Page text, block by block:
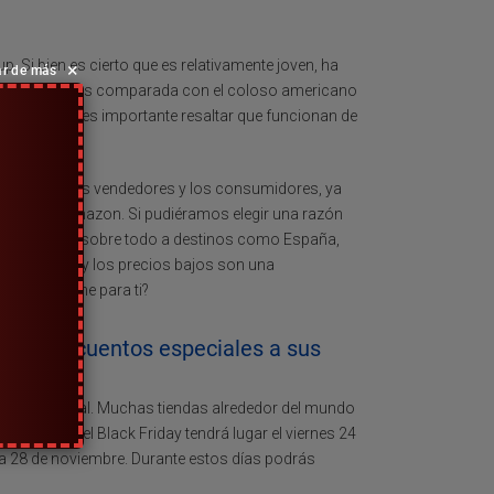
Si bien es cierto que es relativamente joven, ha
veces comparada con el coloso americano
es importante resaltar que funcionan de
entre los vendedores y los consumidores, ya
que a Amazon. Si pudiéramos elegir una razón
sobre todo a destinos como España,
ofrecen y los precios bajos son una
tiene para ti?
descuentos especiales a sus
global. Muchas tiendas alrededor del mundo
el Black Friday tendrá lugar el viernes 24
28 de noviembre. Durante estos días podrás
de más ×